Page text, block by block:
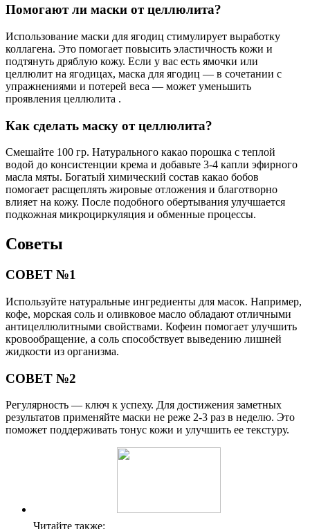
Помогают ли маски от целлюлита?
Использование маски для ягодиц стимулирует выработку
коллагена. Это помогает повысить эластичность кожи и
подтянуть дряблую кожу. Если у вас есть ямочки или
целлюлит на ягодицах, маска для ягодиц — в сочетании с
упражнениями и потерей веса — может уменьшить
проявления целлюлита .
Как сделать маску от целлюлита?
Смешайте 100 гр. Натурального какао порошка с теплой
водой до консистенции крема и добавьте 3-4 капли эфирного
масла мяты. Богатый химический состав какао бобов
помогает расщеплять жировые отложения и благотворно
влияет на кожу. После подобного обертывания улучшается
подкожная микроциркуляция и обменные процессы.
Советы
СОВЕТ №1
Используйте натуральные ингредиенты для масок. Например,
кофе, морская соль и оливковое масло обладают отличными
антицеллюлитными свойствами. Кофеин помогает улучшить
кровообращение, а соль способствует выведению лишней
жидкости из организма.
СОВЕТ №2
Регулярность — ключ к успеху. Для достижения заметных
результатов применяйте маски не реже 2-3 раз в неделю. Это
поможет поддерживать тонус кожи и улучшить ее текстуру.
Читайте также: